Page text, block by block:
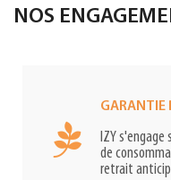
NOS
GARANTIE
IZY
de
retrait